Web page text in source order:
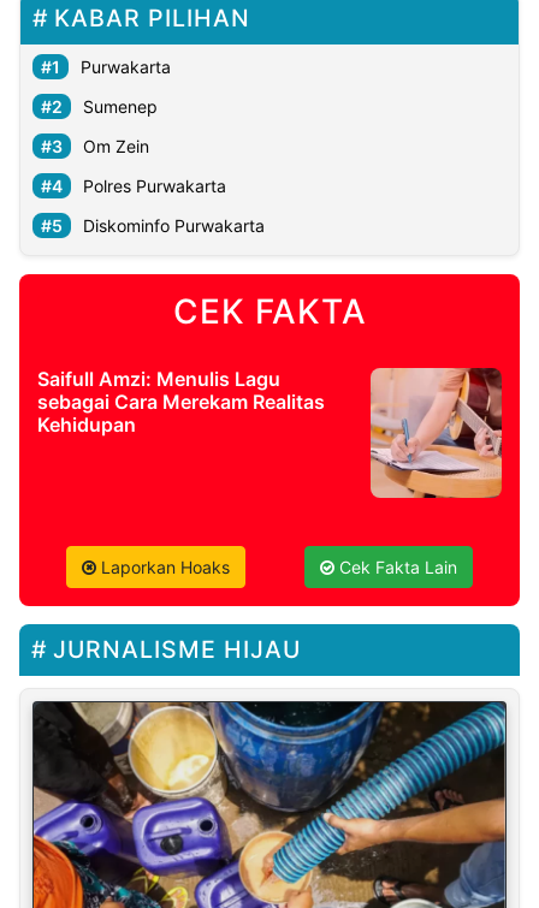
KABAR PILIHAN
Purwakarta
Sumenep
Om Zein
Polres Purwakarta
Diskominfo Purwakarta
CEK FAKTA
Saifull Amzi: Menulis Lagu
sebagai Cara Merekam Realitas
Kehidupan
Laporkan Hoaks Cek Fakta Lain
JURNALISME HIJAU